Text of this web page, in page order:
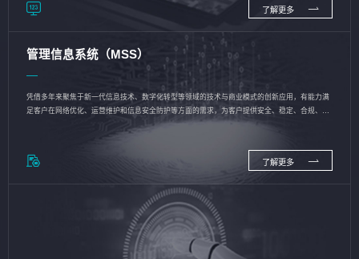
了解更多
管理信息系统（MSS）
凭借多年来聚焦于新一代信息技术、数字化转型等领域的技术与商业模式的创新应用，有能力满
足客户在网络优化、运营维护和信息安全防护等方面的需求，为客户提供安全、稳定、合规、持
了解更多